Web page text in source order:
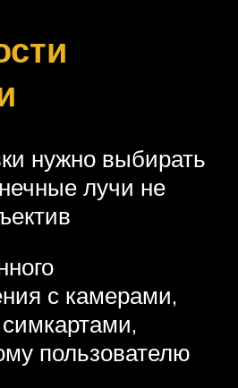
нужно выбирать
лучи не
с камерами,
пользователю